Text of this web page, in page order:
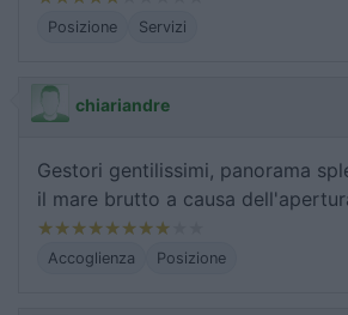
Posizione Servizi
chiariandre
Gestori gentilissimi, panorama
il mare brutto a causa
Accoglienza Posizione